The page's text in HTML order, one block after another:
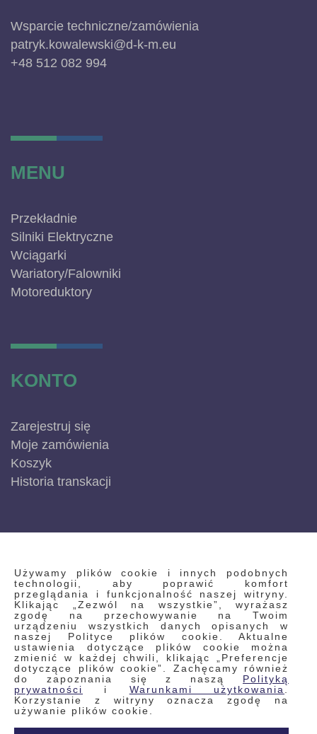
Używamy plików cookie i innych podobnych
technologii, aby poprawić komfort
przeglądania i funkcjonalność naszej witryny.
Klikając „Zezwól na wszystkie”, wyrażasz
zgodę na przechowywanie na Twoim
urządzeniu wszystkich danych opisanych w
naszej Polityce plików cookie. Aktualne
ustawienia dotyczące plików cookie można
zmienić w każdej chwili, klikając „Preferencje
dotyczące plików cookie”. Zachęcamy również
do zapoznania się z naszą Polityką
prywatności
i Warunkami użytkowania
Korzystanie z witryny oznacza zgodę na
używanie plików cookie.
Wsparcie techniczne/zamówienia
patryk.kowalewski@d-k-m.eu
+48 512 082 994
MENU
Przekładnie
Silniki Elektryczne
Wciągarki
Wariatory/Falowniki
Motoreduktory
KONTO
Zarejestruj się
Moje zamówienia
Koszyk
Historia transkacji
INFORMACJE
Regulamin
Polityka prywatności i pliki cookie
Wyszukiwane frazy
Wyszukiwanie zaawansowane
Zamówienia
Skontaktuj się z nami
Odstąp od umowy